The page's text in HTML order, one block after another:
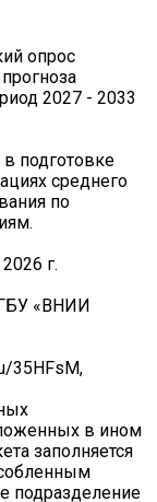
опрос
2027 - 2033
подготовке
среднего
по
г.
«ВНИИ
35HFsM,
в ином
заполняется
подразделение